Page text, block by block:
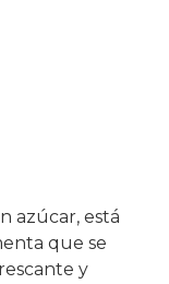
azúcar, está
que se
y